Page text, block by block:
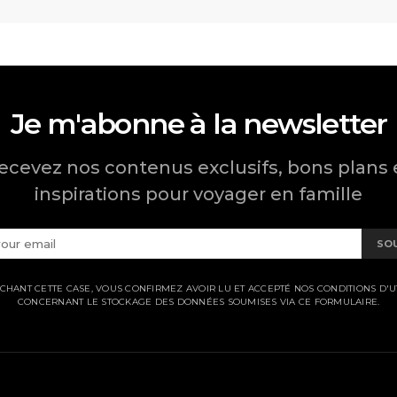
Je m'abonne à la newsletter
nos contenus exclusifs, bons plans
inspirations pour voyager en famille
CETTE CASE, VOUS CONFIRMEZ AVOIR LU ET ACCEPTÉ NOS CONDITIONS
CONCERNANT LE STOCKAGE DES DONNÉES SOUMISES VIA CE FORMULAIRE.